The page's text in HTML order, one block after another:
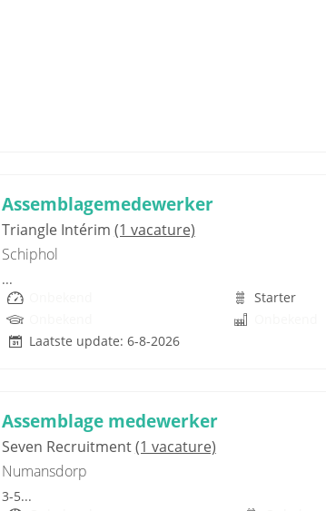
Assemblagemedewerker
Triangle Intérim (1 vacature)
Schiphol
...
Starter
Laatste update: 6-8-2026
Assemblage medewerker
Seven Recruitment(1 vacature)
Numansdorp
3-5...